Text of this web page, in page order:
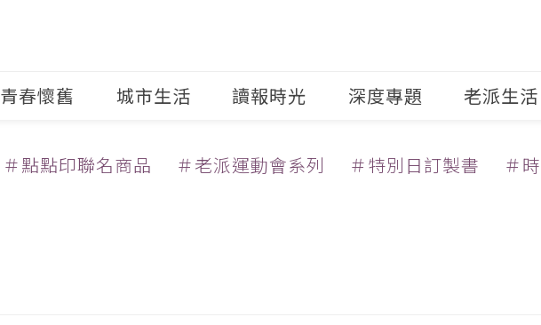
青春懷舊 城市生活 讀報時光 深度專題 老派生活
＃點點印聯名商品 ＃老派運動會系列 ＃特別日訂製書 ＃